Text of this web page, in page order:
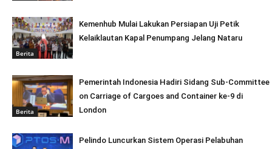
Berita
Kemenhub Mulai Lakukan Persiapan Uji Petik
Kelaiklautan Kapal Penumpang Jelang Nataru
Berita
Pemerintah Indonesia Hadiri Sidang Sub-Committee
on Carriage of Cargoes and Container ke-9 di
London
Pelindo Luncurkan Sistem Operasi Pelabuhan